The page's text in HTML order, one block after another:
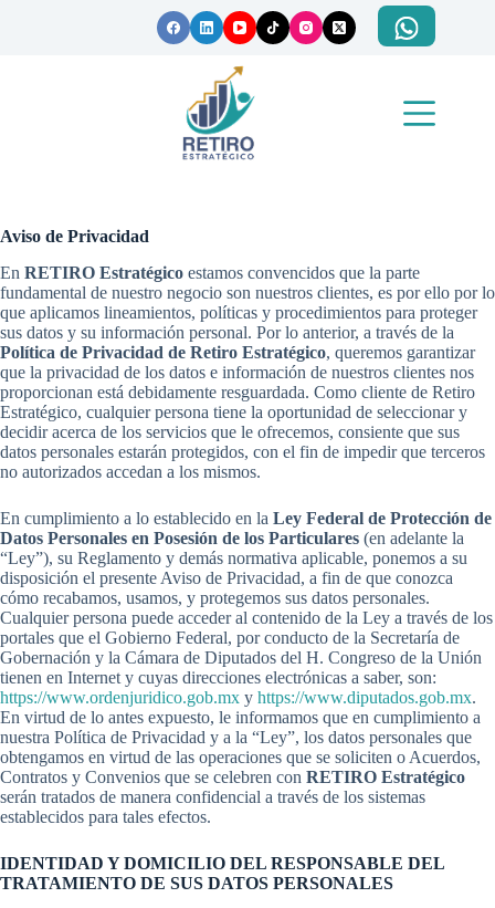
Aviso de Privacidad
En RETIRO Estratégico estamos convencidos que la parte
fundamental de nuestro negocio son nuestros clientes, es por ello por lo
que aplicamos lineamientos, políticas y procedimientos para proteger
sus datos y su información personal. Por lo anterior, a través de la
Política de Privacidad de Retiro Estratégico, queremos garantizar
que la privacidad de los datos e información de nuestros clientes nos
proporcionan está debidamente resguardada. Como cliente de Retiro
Estratégico, cualquier persona tiene la oportunidad de seleccionar y
decidir acerca de los servicios que le ofrecemos, consiente que sus
datos personales estarán protegidos, con el fin de impedir que terceros
no autorizados accedan a los mismos.
En cumplimiento a lo establecido en la Ley Federal de Protección de
Datos Personales en Posesión de los Particulares (en adelante la
“Ley”), su Reglamento y demás normativa aplicable, ponemos a su
disposición el presente Aviso de Privacidad, a fin de que conozca
cómo recabamos, usamos, y protegemos sus datos personales.
Cualquier persona puede acceder al contenido de la Ley a través de los
portales que el Gobierno Federal, por conducto de la Secretaría de
Gobernación y la Cámara de Diputados del H. Congreso de la Unión
tienen en Internet y cuyas direcciones electrónicas a saber, son:
https://www.ordenjuridico.gob.mx y https://www.diputados.gob.mx.
En virtud de lo antes expuesto, le informamos que en cumplimiento a
nuestra Política de Privacidad y a la “Ley”, los datos personales que
obtengamos en virtud de las operaciones que se soliciten o Acuerdos,
Contratos y Convenios que se celebren con RETIRO Estratégico
serán tratados de manera confidencial a través de los sistemas
establecidos para tales efectos.
IDENTIDAD Y DOMICILIO DEL RESPONSABLE DEL
TRATAMIENTO DE SUS DATOS PERSONALES